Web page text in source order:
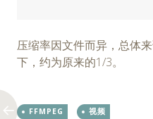
压缩率因文件而异，总体
下，约为原来的1/3。
FFMPEG 视频